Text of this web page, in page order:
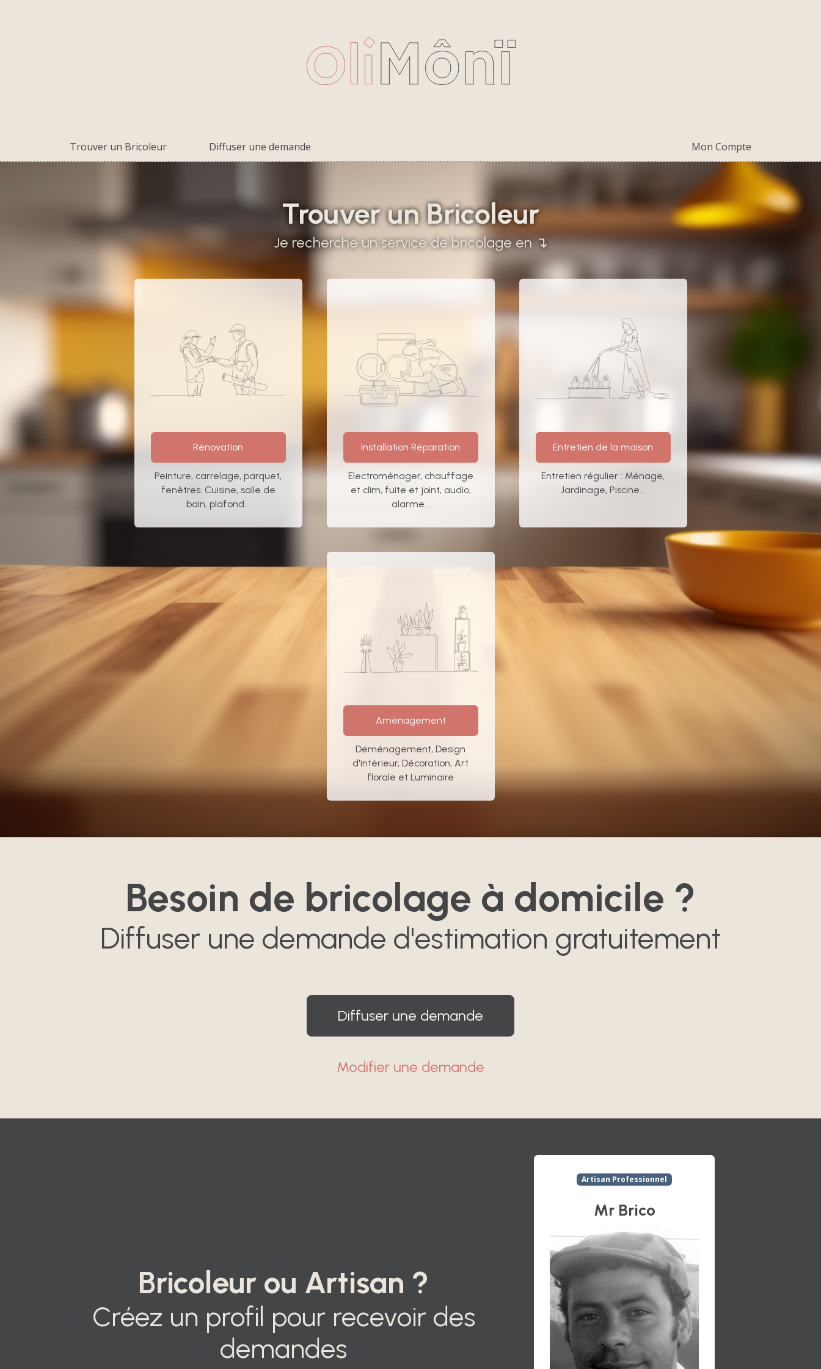
Trouver un Bricoleur Diffuser une demande Mon Compte
Besoin de bricolage à domicile ?
Diffuser une demande d'estimation gratuitement
Diffuser une demande
Modifier une demande
Trouver un Bricoleur
Je recherche un service de bricolage en ↴
Rénovation
Peinture, carrelage, parquet,
fenêtres. Cuisine, salle de
bain, plafond...
Installation Réparation
Electroménager, chauffage
et clim, fuite et joint, audio,
alarme...
Entretien de la maison
Entretien régulier : Ménage,
Jardinage, Piscine...
Aménagement
Déménagement, Design
d'intérieur, Décoration, Art
florale et Luminaire
Bricoleur ou Artisan ?
Créez un profil pour recevoir des
demandes
Artisan Professionnel
Mr Brico